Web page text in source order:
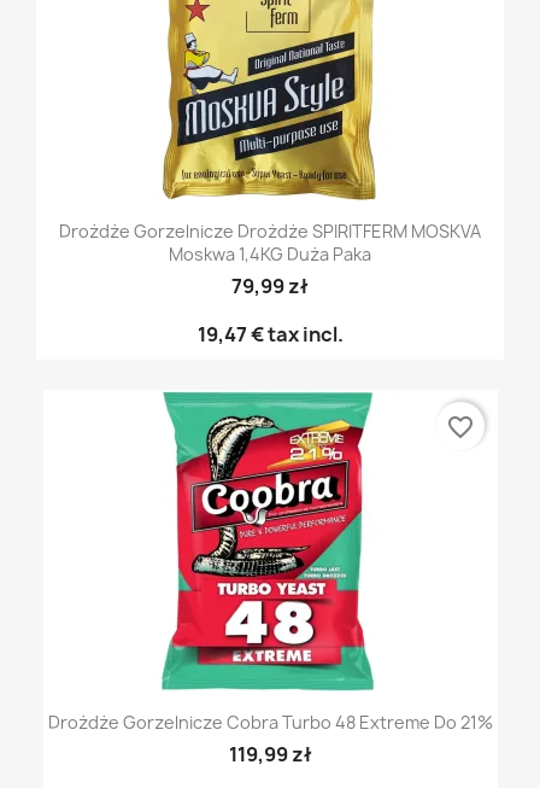
Drożdże Gorzelnicze Drożdże SPIRITFERM MOSKVA
Moskwa 1,4KG Duża Paka
79,99 zł
19,47 €tax incl.
Drożdże Gorzelnicze Cobra Turbo 48 Extreme Do 21%
119,99 zł
favorite_border